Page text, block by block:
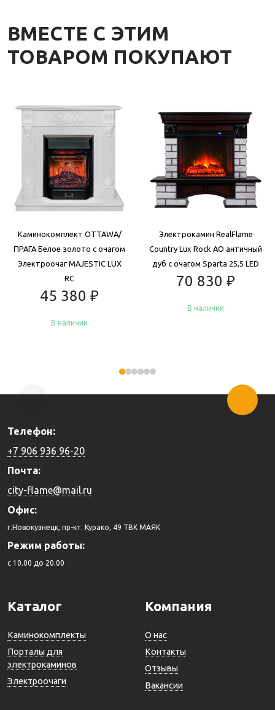
ВМЕСТЕ С ЭТИМ
ТОВАРОМ ПОКУПАЮТ
Каминокомплект OTTAWA/
ПРАГА Белое золото с очагом
Электроочаг MAJESTIC LUX
RC
45 380 ₽
В наличии
Электрокамин RealFlame
Country Lux Rock AO античный
дуб с очагом Sparta 25,5 LED
70 830 ₽
В наличии
Телефон:
+7 906 936 96-20
Почта:
city-flame@mail.ru
Офис:
г.Новокузнецк, пр-кт. Курако, 49 ТВК МАЯК
Режим работы:
c 10.00 до 20.00
Каталог
Каминокомплекты
Порталы для
электрокаминов
Электроочаги
Компания
О нас
Контакты
Отзывы
Вакансии